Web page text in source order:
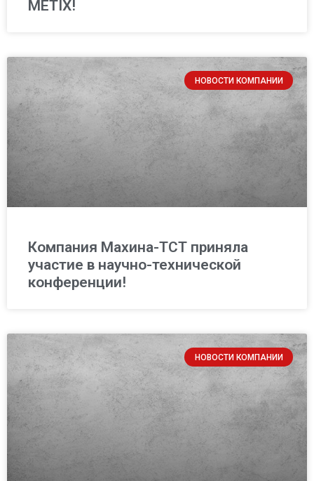
METIX!
НОВОСТИ КОМПАНИИ
Компания Махина-ТСТ приняла
участие в научно-технической
конференции!
НОВОСТИ КОМПАНИИ